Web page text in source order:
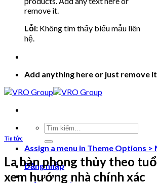
remove it.
Lỗi: Không tìm thấy biểu mẫu liên
hệ.
Add anything here or just remove
Tìm
kiếm:
Assign a menu in Theme Options >
Đăng nhập
Tin tức
La bàn phong thủy theo
xem hướng nhà chính xác